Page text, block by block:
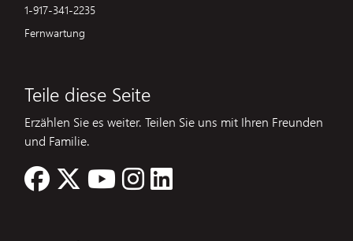
1-917-341-2235
Fernwartung
Teile diese Seite
Erzählen Sie es weiter. Teilen Sie uns mit Ihren Freunden
und Familie.